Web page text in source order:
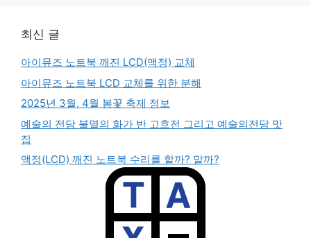
최신 글
아이뮤즈 노트북 깨진 LCD(액정) 교체
아이뮤즈 노트북 LCD 교체를 위한 분해
2025년 3월, 4월 봄꽃 축제 정보
예술의 전당 불멸의 화가 반 고흐전 그리고 예술의전당 맛
집
액정(LCD) 깨진 노트북 수리를 할까? 말까?